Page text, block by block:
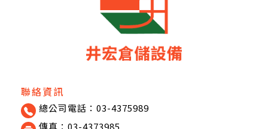
聯絡資訊
總公司電話：03-4375989
傳真：03-4373985